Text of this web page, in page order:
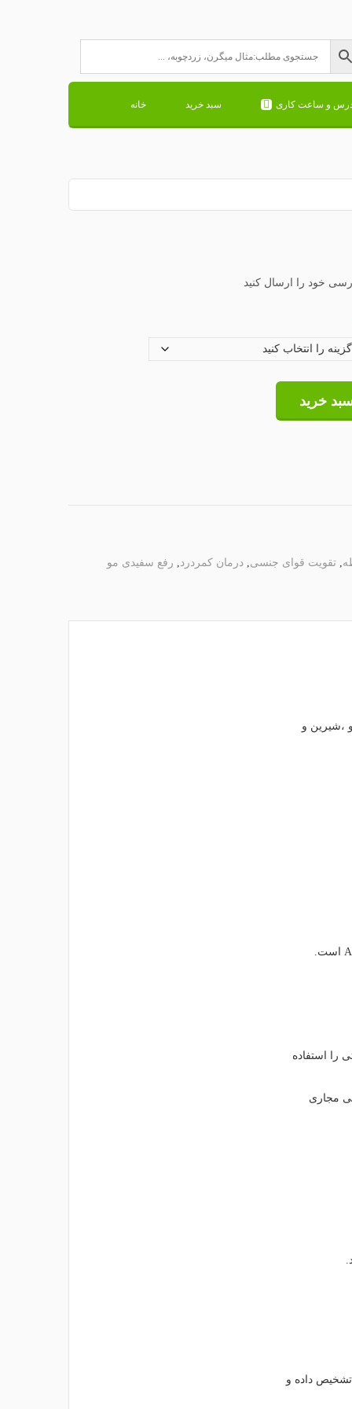
و ساعت کاری سبد خرید خانه
خود را ارسال کنید
خرید
, تقویت قوای جنسی, درمان کمردرد, رفع سفیدی مو
،شیرین و
را استفاده
مجاری
داده و